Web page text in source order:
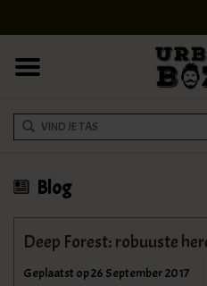
COLLEGE BAGS
RUGZAKKEN
SHELBY BROTHERS
Blog
Deep Forest: robuuste
Geplaatst op26 September 2017